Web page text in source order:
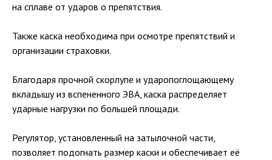
на сплаве от ударов о препятствия.
Также каска необходима при осмотре препятствий и
организации страховки.
Благодаря прочной скорлупе и ударопоглощающему
вкладышу из вспененного ЭВА, каска распределяет
ударные нагрузки по большей площади.
Регулятор, установленный на затылочной части,
позволяет подогнать размер каски и обеспечивает её